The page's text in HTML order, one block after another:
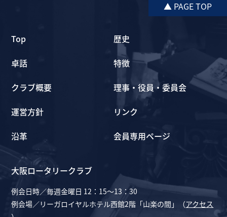
▲ PAGE TOP
Top
卓話
クラブ概要
運営方針
沿革
歴史
特徴
理事・役員・委員会
リンク
会員専用ページ
大阪ロータリークラブ
例会日時／毎週金曜日 12：15～13：30
例会場／リーガロイヤルホテル西館2階「山楽の間」（アクセス